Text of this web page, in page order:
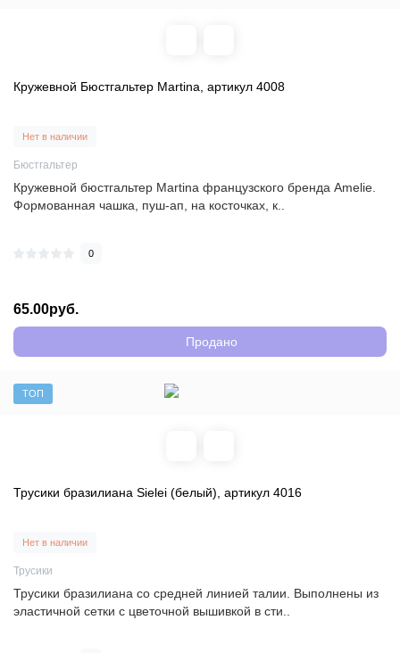
Кружевной Бюстгальтер Martina, артикул 4008
Нет в наличии
Бюстгальтер
Кружевной бюстгальтер Martina французского бренда Amelie.
Формованная чашка, пуш-ап, на косточках, к..
0
65.00руб.
Продано
ТОП
Трусики бразилиана Sielei (белый), артикул 4016
Нет в наличии
Трусики
Трусики бразилиана со средней линией талии. Выполнены из
эластичной сетки с цветочной вышивкой в сти..